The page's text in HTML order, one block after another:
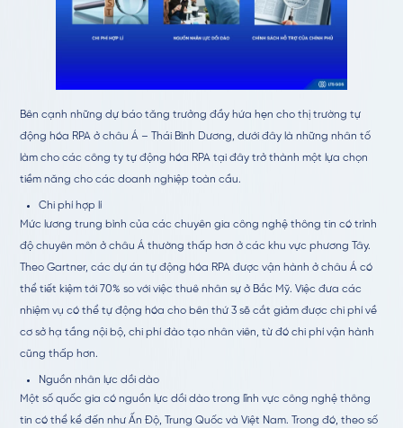
Bên cạnh những dự báo tăng trưởng đầy hứa hẹn cho thị trường tự
động hóa RPA ở châu Á – Thái Bình Dương, dưới đây là những nhân tố
làm cho các công ty tự động hóa RPA tại đây trở thành một lựa chọn
tiềm năng cho các doanh nghiệp toàn cầu.
Chi phí hợp lí
Mức lương trung bình của các chuyên gia công nghệ thông tin có trình
độ chuyên môn ở châu Á thường thấp hơn ở các khu vực phương Tây.
Theo Gartner, các dự án tự động hóa RPA được vận hành ở châu Á có
thể tiết kiệm tới 70% so với việc thuê nhân sự ở Bắc Mỹ. Việc đưa các
nhiệm vụ có thể tự động hóa cho bên thứ 3 sẽ cắt giảm được chi phí về
cơ sở hạ tầng nội bộ, chi phí đào tạo nhân viên, từ đó chi phí vận hành
cũng thấp hơn.
Nguồn nhân lực dồi dào
Một số quốc gia có nguồn lực dồi dào trong lĩnh vực công nghệ thông
tin có thể kể đến như Ấn Độ, Trung Quốc và Việt Nam. Trong đó, theo số